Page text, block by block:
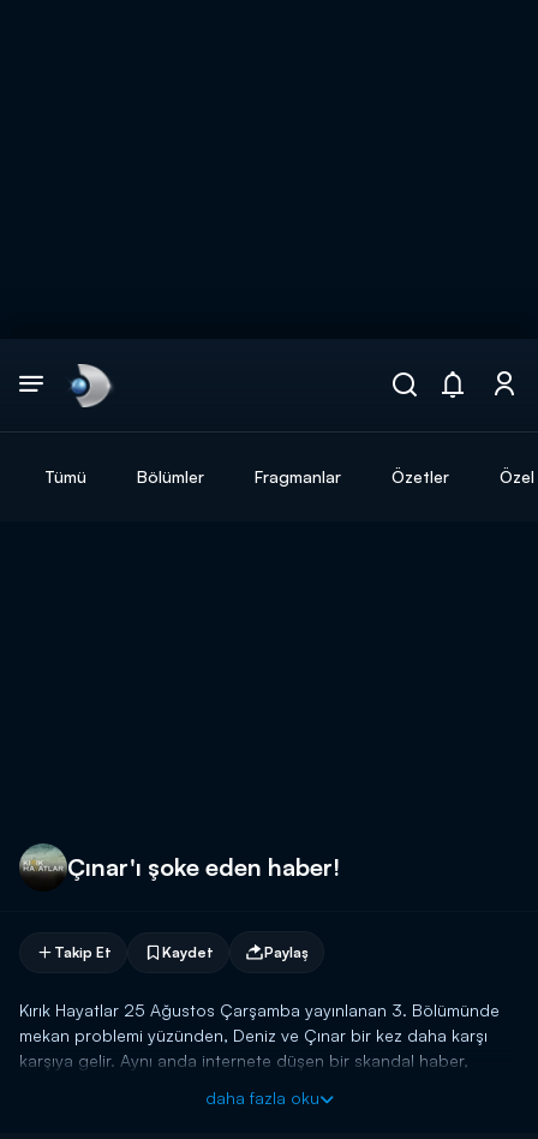
Tümü Bölümler Fragmanlar Özetler
Çınar'ı şoke eden haber!
Takip Et Kaydet Paylaş
Kırık Hayatlar 25 Ağustos Çarşamba yayınlanan 3. Bölümünde
mekan problemi yüzünden, Deniz ve Çınar bir kez daha karşı
karşıya gelir. Aynı anda internete düşen bir skandal haber,
daha fazla oku